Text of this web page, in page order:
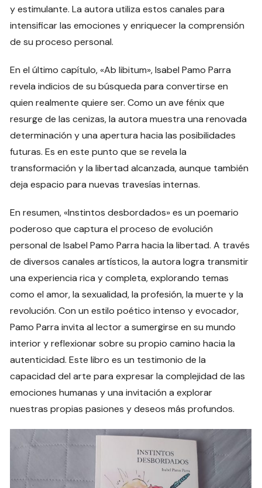
y estimulante. La autora utiliza estos canales para
intensificar las emociones y enriquecer la comprensión
de su proceso personal.
En el último capítulo, «Ab libitum», Isabel Pamo Parra
revela indicios de su búsqueda para convertirse en
quien realmente quiere ser. Como un ave fénix que
resurge de las cenizas, la autora muestra una renovada
determinación y una apertura hacia las posibilidades
futuras. Es en este punto que se revela la
transformación y la libertad alcanzada, aunque también
deja espacio para nuevas travesías internas.
En resumen, «Instintos desbordados» es un poemario
poderoso que captura el proceso de evolución
personal de Isabel Pamo Parra hacia la libertad. A través
de diversos canales artísticos, la autora logra transmitir
una experiencia rica y completa, explorando temas
como el amor, la sexualidad, la profesión, la muerte y la
revolución. Con un estilo poético intenso y evocador,
Pamo Parra invita al lector a sumergirse en su mundo
interior y reflexionar sobre su propio camino hacia la
autenticidad. Este libro es un testimonio de la
capacidad del arte para expresar la complejidad de las
emociones humanas y una invitación a explorar
nuestras propias pasiones y deseos más profundos.